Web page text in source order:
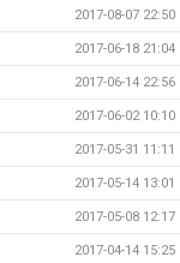
2017-08-07 22:50
2017-06-18 21:04
2017-06-14 22:56
2017-06-02 10:10
2017-05-31 11:11
2017-05-14 13:01
2017-05-08 12:17
2017-04-14 15:25